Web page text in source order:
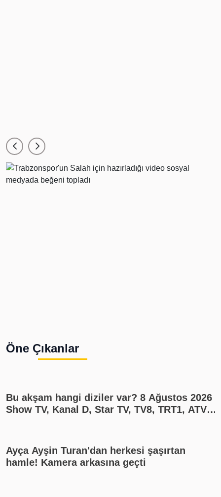
Öne Çıkanlar
Bu akşam hangi diziler var? 8 Ağustos 2026
Show TV, Kanal D, Star TV, TV8, TRT1, ATV
Ayça Ayşin Turan'dan herkesi şaşırtan
hamle! Kamera arkasına geçti